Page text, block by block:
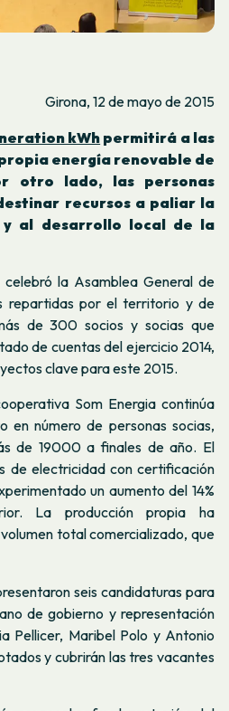
Girona, 12 de mayo de 2015
kWh permitirá a las
energía renovable de
otro lado, las personas
recursos a paliar la
y al desarrollo local de la
la Asamblea General de
repartidas por el territorio y de
de 300 socios y socias que
de cuentas del ejercicio 2014,
clave para este 2015.
Som Energia continúa
en número de personas socias,
de 19000 a finales de año. El
de electricidad con certificación
un aumento del 14%
La producción propia ha
total comercializado, que
seis candidaturas para
de gobierno y representación
Pellicer, Maribel Polo y Antonio
y cubrirán las tres vacantes